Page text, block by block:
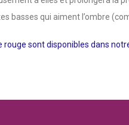
basses qui aiment l’ombre
rouge sont disponibles dans